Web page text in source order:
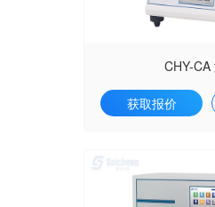
CHY-CA
获取报价